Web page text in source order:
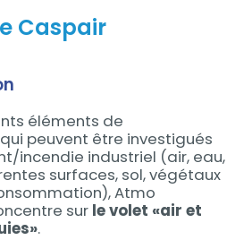
Caspair
éléments de
peuvent être investigués
incendie industriel (air, eau,
surfaces, sol, végétaux
Atmo
sur le volet «air et
.